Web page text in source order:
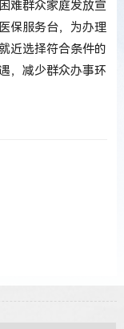
难群众家庭发放宣
保服务台，为办理
近选择符合条件的
，减少群众办事环